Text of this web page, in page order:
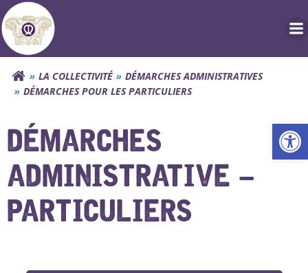
Aller
au
contenu
LA COLLECTIVITÉ
DÉMARCHES ADMINISTRATIVES
DÉMARCHES POUR LES PARTICULIERS
DÉMARCHES
ADMINISTRATIVE –
PARTICULIERS